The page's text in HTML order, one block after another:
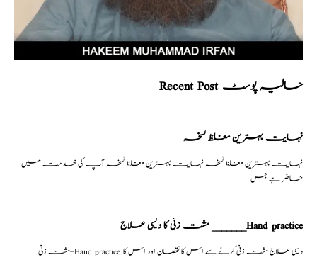
Recent Post حالیہ پوسٹ
نہایت بہترین مغلظ نسخہ
نہایت بہترین مغلظ نسخہ نہایت بہترین مغلظ نسخہ آپ کی خدمت میں
حاضر ہے جس
مشت زنی کا دیسی علاج _______Hand practice
مشت زنی–Hand practice دیسی علاج مشت زنی کرنے سے اس کا نقصان اور اس کا